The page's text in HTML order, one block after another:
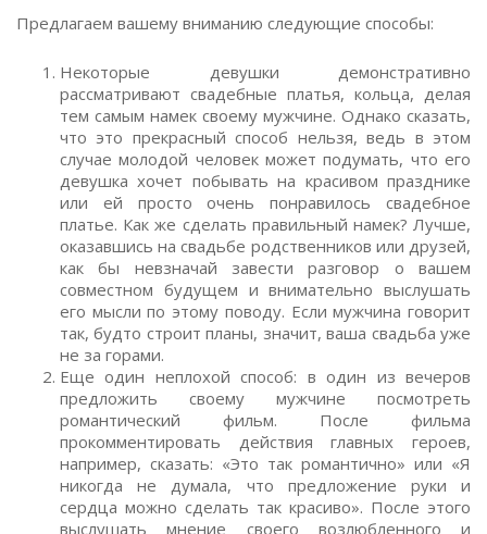
Предлагаем вашему вниманию следующие способы:
Некоторые девушки демонстративно
рассматривают свадебные платья, кольца, делая
тем самым намек своему мужчине. Однако сказать,
что это прекрасный способ нельзя, ведь в этом
случае молодой человек может подумать, что его
девушка хочет побывать на красивом празднике
или ей просто очень понравилось свадебное
платье. Как же сделать правильный намек? Лучше,
оказавшись на свадьбе родственников или друзей,
как бы невзначай завести разговор о вашем
совместном будущем и внимательно выслушать
его мысли по этому поводу. Если мужчина говорит
так, будто строит планы, значит, ваша свадьба уже
не за горами.
Еще один неплохой способ: в один из вечеров
предложить своему мужчине посмотреть
романтический фильм. После фильма
прокомментировать действия главных героев,
например, сказать: «Это так романтично» или «Я
никогда не думала, что предложение руки и
сердца можно сделать так красиво». После этого
выслушать мнение своего возлюбленного и